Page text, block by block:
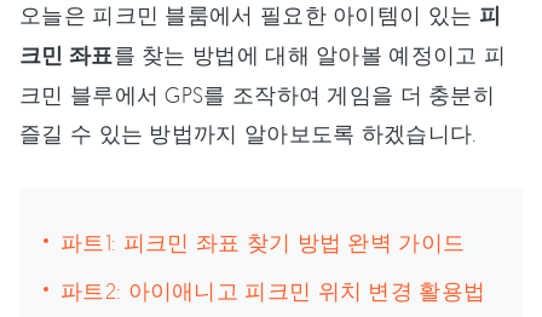
오늘은 피크민 블룸에서 필요한 아이템이 있는 피
크민 좌표를 찾는 방법에 대해 알아볼 예정이고 피
크민 블루에서 GPS를 조작하여 게임을 더 충분히
즐길 수 있는 방법까지 알아보도록 하겠습니다.
파트1: 피크민 좌표 찾기 방법 완벽 가이드
파트2: 아이애니고 피크민 위치 변경 활용법